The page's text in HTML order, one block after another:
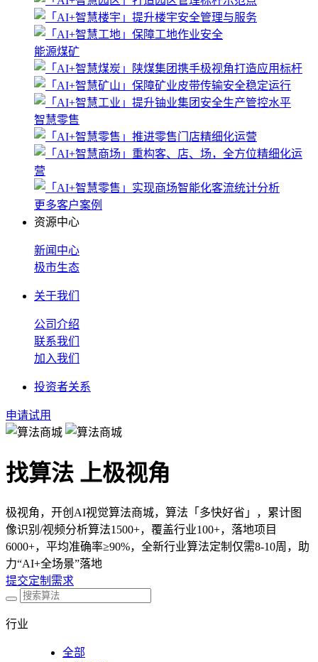
能源煤矿
智慧零售
更多客户案例
资源中心
新闻中心
极市生态
关于我们
公司介绍
联系我们
加入我们
投资者关系
申请试用
找算法 上极视角
极视角，开创AI视觉算法商城，算法「多快好省」，累计图
像识别/视频分析算法1500+，覆盖行业100+，落地项目
6000+，平均准确率≥90%，全新行业算法定制仅需8-10周，助
力“AI+全场景”落地
提交定制需求
行业
全部